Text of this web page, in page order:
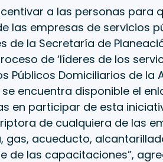
a las personas para
las empresas de servicios
de la Secretaría de
de ‘líderes de los
Públicos Domiciliarios de la
encuentra disponible el
en participar de esta
de cualquiera de las
gas, acueducto,
de las capacitaciones”,